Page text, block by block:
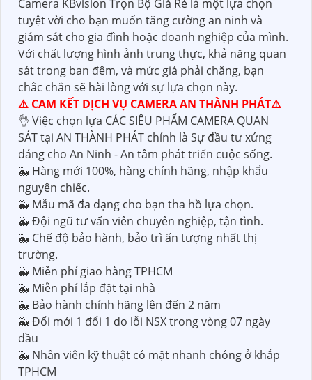
Camera KBvision Trọn Bộ Giá Rẻ là một lựa chọn
tuyệt vời cho bạn muốn tăng cường an ninh và
giám sát cho gia đình hoặc doanh nghiệp của mình.
Với chất lượng hình ảnh trung thực, khả năng quan
sát trong ban đêm, và mức giá phải chăng, bạn
chắc chắn sẽ hài lòng với sự lựa chọn này.
⚠️ CAM KẾT DỊCH VỤ CAMERA AN THÀNH PHÁT⚠️
👌 Việc chọn lựa CÁC SIÊU PHẨM CAMERA QUAN
SÁT tại AN THÀNH PHÁT chính là Sự đầu tư xứng
đáng cho An Ninh - An tâm phát triển cuộc sống.
🐳 Hàng mới 100%, hàng chính hãng, nhập khẩu
nguyên chiếc.
🐳 Mẫu mã đa dạng cho bạn tha hồ lựa chọn.
🐳 Đội ngũ tư vấn viên chuyên nghiệp, tận tình.
🐳 Chế độ bảo hành, bảo trì ấn tượng nhất thị
trường.
🐳 Miễn phí giao hàng TPHCM
🐳 Miễn phí lắp đặt tại nhà
🐳 Bảo hành chính hãng lên đến 2 năm
🐳 Đổi mới 1 đổi 1 do lỗi NSX trong vòng 07 ngày
đầu
🐳 Nhân viên kỹ thuật có mặt nhanh chóng ở khắp
TPHCM